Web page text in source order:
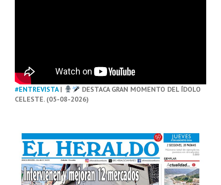
#ENTREVISTA|
DESTACA GRAN MOMENTO DEL ÍDOLO
CELESTE. (05-08-2026)